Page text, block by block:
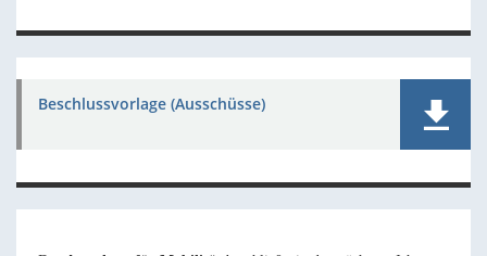
Beschlussvorlage (Ausschüsse)